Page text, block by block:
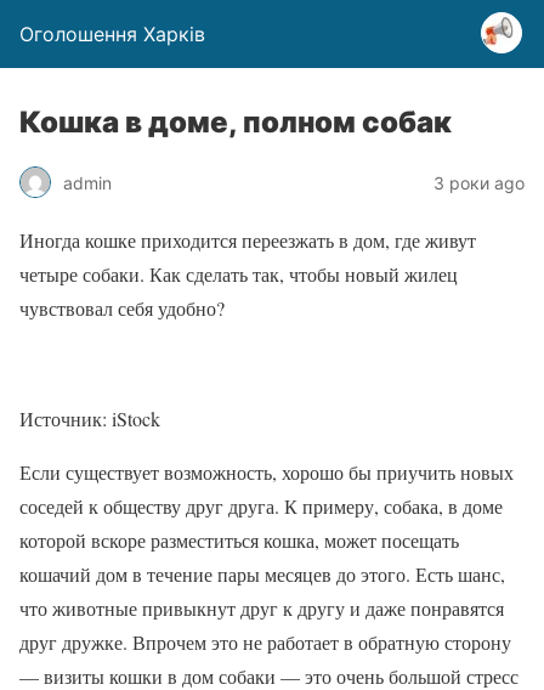
Оголошення Харків
Кошка в доме, полном собак
admin 3 роки ago
Иногда кошке приходится переезжать в дом, где живут
четыре собаки. Как сделать так, чтобы новый жилец
чувствовал себя удобно?
Источник: iStock
Если существует возможность, хорошо бы приучить новых
соседей к обществу друг друга. К примеру, собака, в доме
которой вскоре разместиться кошка, может посещать
кошачий дом в течение пары месяцев до этого. Есть шанс,
что животные привыкнут друг к другу и даже понравятся
друг дружке. Впрочем это не работает в обратную сторону
— визиты кошки в дом собаки — это очень большой стресс